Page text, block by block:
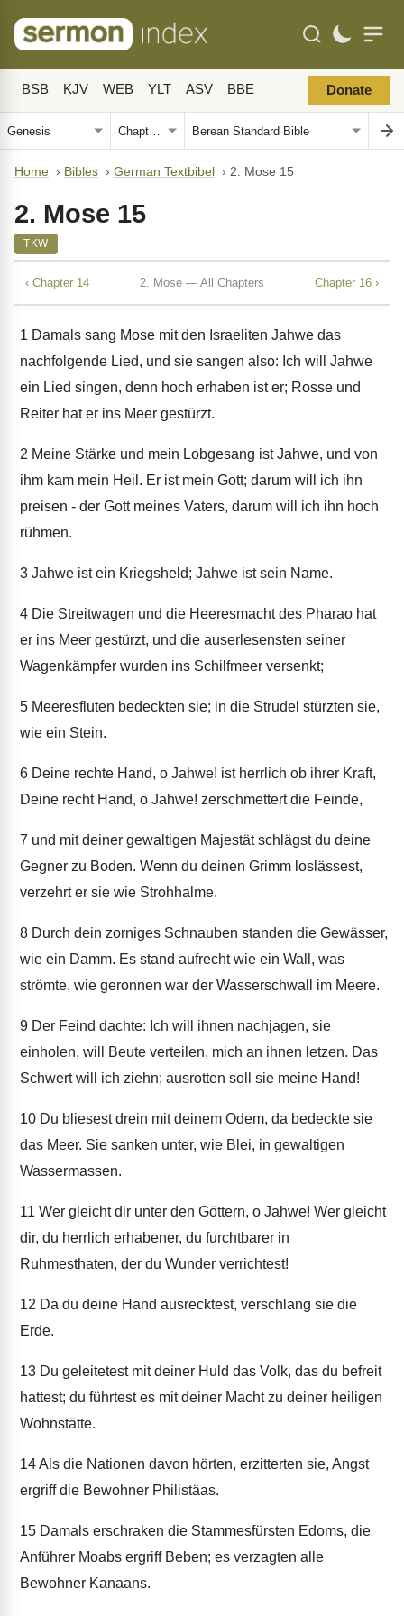
BSB KJV WEB YLT ASV BBE Donate
Home › Bibles › German Textbibel › 2. Mose 15
2. Mose 15
TKW
‹ Chapter 14 2. Mose — All Chapters Chapter 16 ›
1 Damals sang Mose mit den Israeliten Jahwe das
nachfolgende Lied, und sie sangen also: Ich will Jahwe
ein Lied singen, denn hoch erhaben ist er; Rosse und
Reiter hat er ins Meer gestürzt.
2 Meine Stärke und mein Lobgesang ist Jahwe, und von
ihm kam mein Heil. Er ist mein Gott; darum will ich ihn
preisen - der Gott meines Vaters, darum will ich ihn hoch
rühmen.
3 Jahwe ist ein Kriegsheld; Jahwe ist sein Name.
4 Die Streitwagen und die Heeresmacht des Pharao hat
er ins Meer gestürzt, und die auserlesensten seiner
Wagenkämpfer wurden ins Schilfmeer versenkt;
5 Meeresfluten bedeckten sie; in die Strudel stürzten sie,
wie ein Stein.
6 Deine rechte Hand, o Jahwe! ist herrlich ob ihrer Kraft,
Deine recht Hand, o Jahwe! zerschmettert die Feinde,
7 und mit deiner gewaltigen Majestät schlägst du deine
Gegner zu Boden. Wenn du deinen Grimm loslässest,
verzehrt er sie wie Strohhalme.
8 Durch dein zorniges Schnauben standen die Gewässer,
wie ein Damm. Es stand aufrecht wie ein Wall, was
strömte, wie geronnen war der Wasserschwall im Meere.
9 Der Feind dachte: Ich will ihnen nachjagen, sie
einholen, will Beute verteilen, mich an ihnen letzen. Das
Schwert will ich ziehn; ausrotten soll sie meine Hand!
10 Du bliesest drein mit deinem Odem, da bedeckte sie
das Meer. Sie sanken unter, wie Blei, in gewaltigen
Wassermassen.
11 Wer gleicht dir unter den Göttern, o Jahwe! Wer gleicht
dir, du herrlich erhabener, du furchtbarer in
Ruhmesthaten, der du Wunder verrichtest!
12 Da du deine Hand ausrecktest, verschlang sie die
Erde.
13 Du geleitetest mit deiner Huld das Volk, das du befreit
hattest; du führtest es mit deiner Macht zu deiner heiligen
Wohnstätte.
14Als die Nationen davon hörten, erzitterten sie, Angst
ergriff die Bewohner Philistäas.
15 Damals erschraken die Stammesfürsten Edoms, die
Anführer Moabs ergriff Beben; es verzagten alle
Bewohner Kanaans.